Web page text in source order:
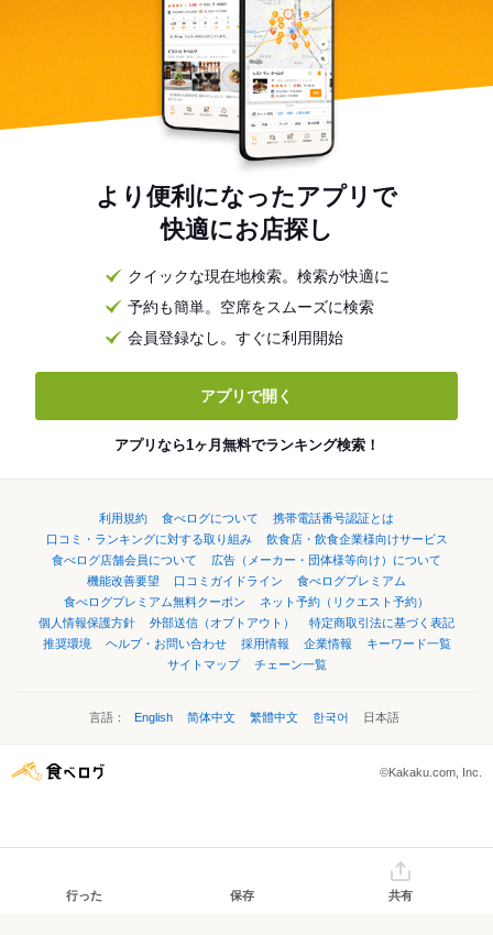
より便利になったアプリで
快適にお店探し
クイックな現在地検索。検索が快適に
予約も簡単。空席をスムーズに検索
会員登録なし。すぐに利用開始
アプリで開く
アプリなら1ヶ月無料でランキング検索！
利用規約 食べログについて
携帯電話番号認証とは
口コミ・ランキングに対する取り組み
飲食店・飲食企業様向けサービス
食べログ店舗会員について
広告（メーカー・団体様等向け）について
機能改善要望
口コミガイドライン
食べログプレミアム
食べログプレミアム無料クーポン
ネット予約（リクエスト予約）
個人情報保護方針
外部送信（オプトアウト）
特定商取引法に基づく表記
推奨環境
ヘルプ・お問い合わせ 採用情報 企業情報
キーワード一覧
サイトマップ
チェーン一覧
言語： English 简体中文 繁體中文 한국어 日本語
©Kakaku.com, Inc.
行った 保存 共有